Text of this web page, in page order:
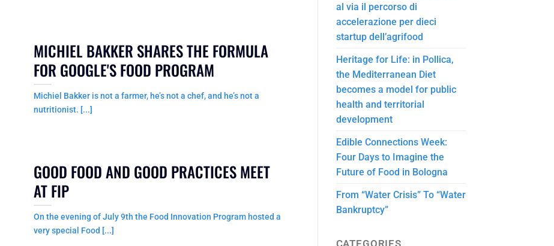
MICHIEL BAKKER SHARES THE FORMULA
FOR GOOGLE'S FOOD PROGRAM
Michiel Bakker is not a farmer, he’s not a chef, and he’s not a
nutritionist. [...]
GOOD FOOD AND GOOD PRACTICES MEET
AT FIP
On the evening of July 9th the Food Innovation Program hosted a
very special Food [...]
al via il percorso di
accelerazione per dieci
startup dell’agrifood
Heritage for Life: in Pollica,
the Mediterranean Diet
becomes a model for public
health and territorial
development
Edible Connections Week:
Four Days to Imagine the
Future of Food in Bologna
From “Water Crisis” To “Water
Bankruptcy”